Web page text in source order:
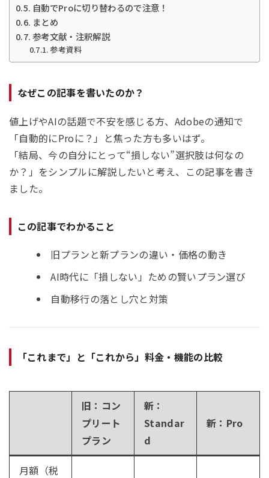
自動でProに切り替わるので注意！
まとめ
参考文献・注釈解説
参考資料
なぜこの記事を書いたのか？
値上げやAIの話題で不安を感じる方、Adobeの通知で
「自動的にProに？」と焦った方も多いはず。
「結局、今の自分にとって“損しない”選択肢は何なの
か？」をシンプルに解説したいと考え、この記事を書き
ました。
この記事でわかること
旧プランと新プランの違い・価格の動き
AI時代に「損しない」ための賢いプラン選び
自動移行の落とし穴と対策
「これまで」と「これから」料金・機能の比較
旧：コン
プリート
プラン
新：
Standar
d
新：Pro
月額（税